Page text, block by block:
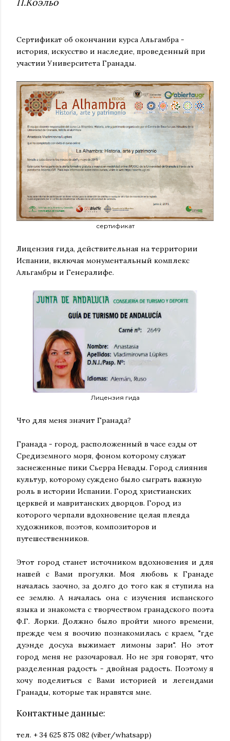
Сертификат об окончании курса Альгамбра -
история, искусство и наследие, проведенный при
участии Университета Гранады.
сертификат
Лицензия гида, действительная на территории
Испании, включая монументальный комплекс
Альгамбры и Генералифе.
Лицензия гида
Что для меня значит Гранада?
Гранада - город, расположенный в часе езды от
Средиземного моря, фоном которому служат
заснеженные пики Сьерра Невады. Город слияния
культур, которому суждено было сыграть важную
роль в истории Испании. Город христианских
церквей и мавританских дворцов. Город из
которого черпали вдохновение целая плеяда
художников, поэтов, композиторов и
путешественников.
Этот город станет источником вдохновения и для
нашей с Вами прогулки. Моя любовь к Гранаде
началась заочно, за долго до того как я ступила на
ее землю. А началась она с изучения испанского
языка и знакомста с творчеством гранадского поэта
Ф.Г. Лорки. Должно было пройти много времени,
прежде чем я воочию познакомилась с краем, "где
дуэнде досуха выжимает лимоны зари". Но этот
город меня не разочаровал. Но не зря говорят, что
разделенная радость - двойная радость. Поэтому я
хочу поделиться с Вами историей и легендами
Гранады, которые так нравятся мне.
Контактные данные:
тел. + 34 625 875 082 (viber/whatsapp)